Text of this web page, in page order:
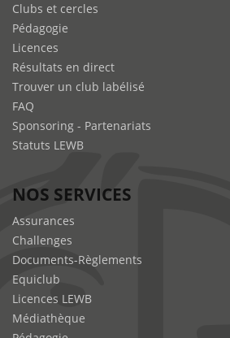
Clubs et cercles
Pédagogie
Licences
Résultats en direct
Trouver un club labélisé
FAQ
Sponsoring - Partenariats
Statuts LEWB
NOS SERVICES
Assurances
Challenges
Documents-Règlements
Equiclub
Licences LEWB
Médiathèque